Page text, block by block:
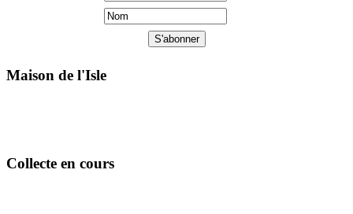
Maison de l'Isle
Collecte en cours